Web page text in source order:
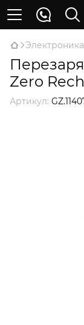
Zero
Артикул: